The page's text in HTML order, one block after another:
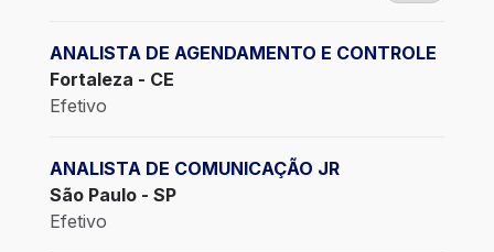
ANALISTA DE AGENDAMENTO E CONTROLE
Fortaleza - CE
Efetivo
ANALISTA DE COMUNICAÇÃO JR
São Paulo - SP
Efetivo